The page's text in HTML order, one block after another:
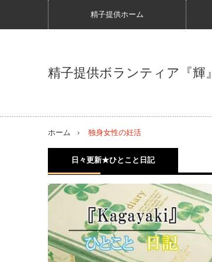
精子提供ホーム
精子提供ボランティア『輝』
ホーム 独身女性の妊活
日々更新★ひとこと日記